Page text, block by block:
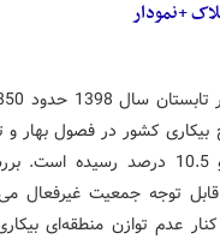
+نمودار
کشور در فصول بهار و
1398 روندی کاهنده داشته و بهترتیب به 10.8 و 10.5
توجه جمعیت غیرفعال
کنار عدم توازن منطقه‌ای